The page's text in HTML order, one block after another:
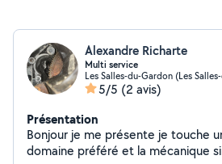
Alexandre Richarte
Multi service
Les Salles-du-Gardon (Les
5/5 (2 avis)
Présentation
Bonjour je me présente je touche
domaine préféré et la mécanique